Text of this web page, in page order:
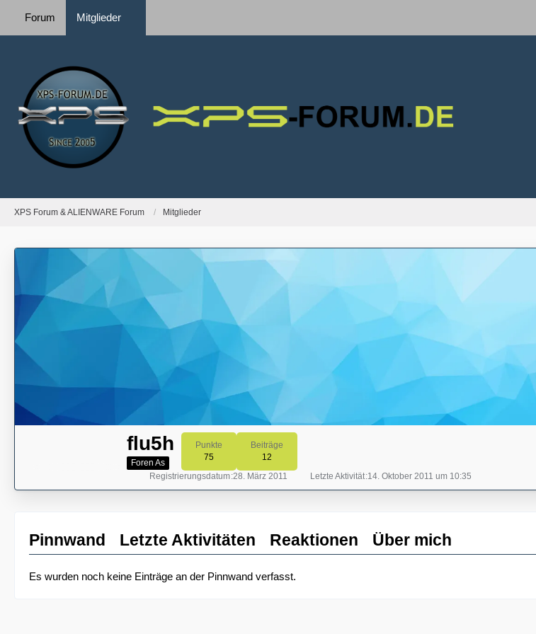
Forum Mitglieder
XPS Forum & ALIENWARE Forum Mitglieder
flu5h
Foren As
Punkte
75
Beiträge
12
Registrierungsdatum 28. März 2011 Letzte Aktivität 14. Oktober 2011 um 10:35
Pinnwand Letzte Aktivitäten Reaktionen Über mich
Es wurden noch keine Einträge an der Pinnwand verfasst.